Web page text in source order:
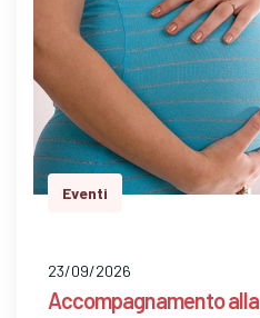
Eventi
23/09/2026
Accompagnamento alla